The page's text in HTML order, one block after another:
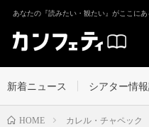
あなたの『読みたい・観たい』がここにあ
新着ニュース シアター情
HOME カレル・チャペック